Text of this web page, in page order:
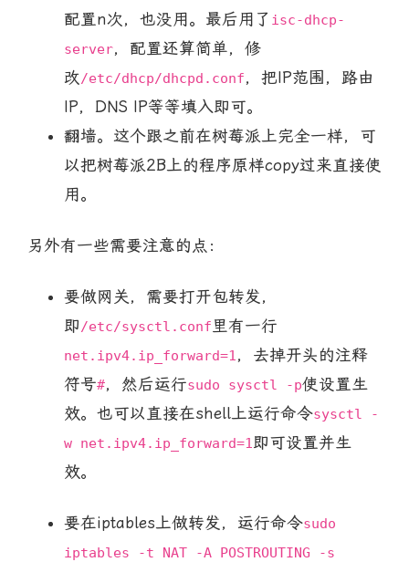
配置n次，也没用。最后用了 isc-dhcp-
server，配置还算简单，修
改/etc/dhcp/dhcpd.conf，把IP范围，路由
IP，DNS IP等等填入即可。
翻墙。这个跟之前在树莓派上完全一样，可
以把树莓派2B上的程序原样copy过来直接使
用。
另外有一些需要注意的点：
要做网关，需要打开包转发，
即/etc/sysctl.conf 里有一行
net.ipv4.ip_forward=1，去掉开头的注释
符号#，然后运行sudo sysctl -p使设置生
效。也可以直接在shell上运行命令sysctl -
w net.ipv4.ip_forward=1即可设置并生
效。
要在iptables上做转发，运行命令sudo
iptables -t NAT -A POSTROUTING -s